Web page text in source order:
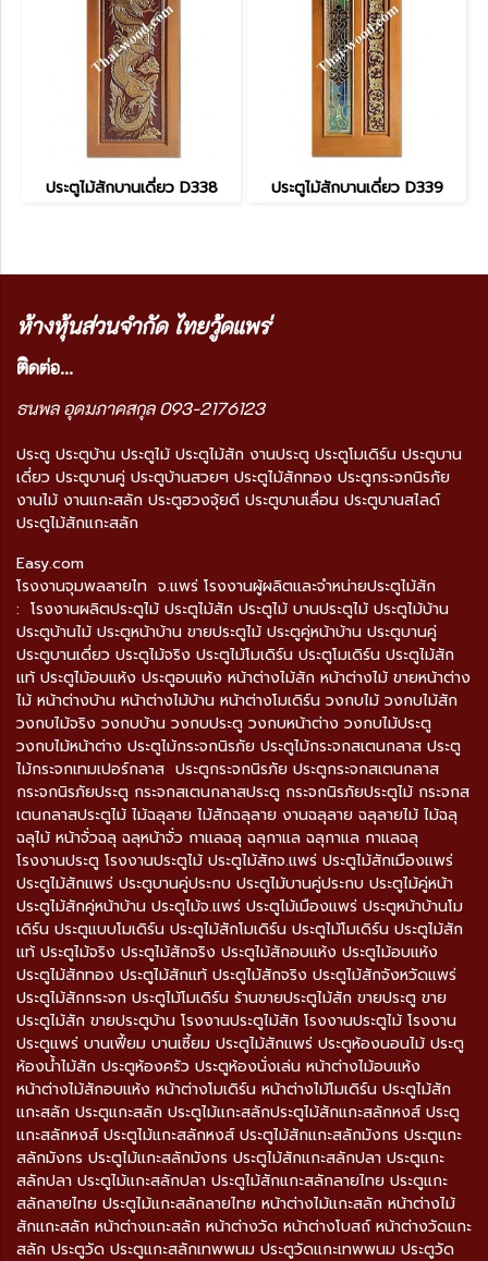
ประตูไม้สักบานเดี่ยว D338 ประตูไม้สักบานเดี่ยว D339
ห้างหุ้นส่วนจำกัด ไทยวู้ดแพร่
ติดต่อ...
ธนพล อุดมภาคสกุล 093-2176123
ประตู ประตูบ้าน ประตูไม้ ประตูไม้สัก งานประตู ประตูโมเดิร์น ประตูบาน
เดี่ยว ประตูบานคู่ ประตูบ้านสวยๆ ประตูไม้สักทอง ประตูกระจกนิรภัย
งานไม้ งานแกะสลัก ประตูฮวงจุ้ยดี ประตูบานเลื่อน ประตูบานสไลด์
ประตูไม้สักแกะสลัก
Easy.com
โรงงานจุมพลลายไท จ.แพร่ โรงงานผู้ผลิตและจำหน่ายประตูไม้สัก
: โรงงานผลิตประตูไม้ ประตูไม้สัก ประตูไม้ บานประตูไม้ ประตูไม้บ้าน
ประตูบ้านไม้ ประตูหน้าบ้าน ขายประตูไม้ ประตูคู่หน้าบ้าน ประตูบานคู่
ประตูบานเดี่ยว ประตูไม้จริง ประตูไม้โมเดิร์น ประตูโมเดิร์น ประตูไม้สัก
แท้ ประตูไม้อบแห้ง ประตูอบแห้ง หน้าต่างไม้สัก หน้าต่างไม้ ขายหน้าต่าง
ไม้ หน้าต่างบ้าน หน้าต่างไม้บ้าน หน้าต่างโมเดิร์น วงกบไม้ วงกบไม้สัก
วงกบไม้จริง วงกบบ้าน วงกบประตู วงกบหน้าต่าง วงกบไม้ประตู
วงกบไม้หน้าต่าง ประตูไม้กระจกนิรภัย ประตูไม้กระจกสเตนกลาส ประตู
ไม้กระจกเทมเปอร์กลาส ประตูกระจกนิรภัย ประตูกระจกสเตนกลาส
กระจกนิรภัยประตู กระจกสเตนกลาสประตู กระจกนิรภัยประตูไม้ กระจกส
เตนกลาสประตูไม้ ไม้ฉลุลาย ไม้สักฉลุลาย งานฉลุลาย ฉลุลายไม้ ไม้ฉลุ
ฉลุไม้ หน้าจั่วฉลุ ฉลุหน้าจั่ว กาแลฉลุ ฉลุกาแล ฉลุกาแล กาแลฉลุ
โรงงานประตู โรงงานประตูไม้ ประตูไม้สักจ.แพร่ ประตูไม้สักเมืองแพร่
ประตูไม้สักแพร่ ประตูบานคู่ประกบ ประตูไม้บานคู่ประกบ ประตูไม้คู่หน้า
ประตูไม้สักคู่หน้าบ้าน ประตูไม้จ.แพร่ ประตูไม้เมืองแพร่ ประตูหน้าบ้านโม
เดิร์น ประตูแบบโมเดิร์น ประตูไม้สักโมเดิร์น ประตูไม้โมเดิร์น ประตูไม้สัก
แท้ ประตูไม้จริง ประตูไม้สักจริง ประตูไม้สักอบแห้ง ประตูไม้อบแห้ง
ประตูไม้สักทอง ประตูไม้สักแท้ ประตูไม้สักจริง ประตูไม้สักจังหวัดแพร่
ประตูไม้สักกระจก ประตูไม้โมเดิร์น ร้านขายประตูไม้สัก ขายประตู ขาย
ประตูไม้สัก ขายประตูบ้าน โรงงานประตูไม้สัก โรงงานประตูไม้ โรงงาน
ประตูแพร่ บานเฟี้ยม บานเซี้ยม ประตูไม้สักแพร่ ประตูห้องนอนไม้ ประตู
ห้องน้ำไม้สัก ประตูห้องครัว ประตูห้องนั่งเล่น หน้าต่างไม้อบแห้ง
หน้าต่างไม้สักอบแห้ง หน้าต่างโมเดิร์น หน้าต่างไม้โมเดิร์น ประตูไม้สัก
แกะสลัก ประตูแกะสลัก ประตูไม้แกะสลักประตูไม้สักแกะสลักหงส์ ประตู
แกะสลักหงส์ ประตูไม้แกะสลักหงส์ ประตูไม้สักแกะสลักมังกร ประตูแกะ
สลักมังกร ประตูไม้แกะสลักมังกร ประตูไม้สักแกะสลักปลา ประตูแกะ
สลักปลา ประตูไม้แกะสลักปลา ประตูไม้สักแกะสลักลายไทย ประตูแกะ
สลักลายไทย ประตูไม้แกะสลักลายไทย หน้าต่างไม้แกะสลัก หน้าต่างไม้
สักแกะสลัก หน้าต่างแกะสลัก หน้าต่างวัด หน้าต่างโบสถ์ หน้าต่างวัดแกะ
สลัก ประตูวัด ประตูแกะสลักเทพพนม ประตูวัดแกะเทพพนม ประตูวัด